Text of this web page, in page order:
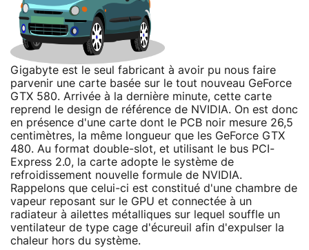
Gigabyte est le seul fabricant à avoir pu nous faire
parvenir une carte basée sur le tout nouveau GeForce
GTX 580. Arrivée à la dernière minute, cette carte
reprend le design de référence de NVIDIA. On est donc
en présence d'une carte dont le PCB noir mesure 26,5
centimètres, la même longueur que les GeForce GTX
480. Au format double-slot, et utilisant le bus PCI-
Express 2.0, la carte adopte le système de
refroidissement nouvelle formule de NVIDIA.
Rappelons que celui-ci est constitué d'une chambre de
vapeur reposant sur le GPU et connectée à un
radiateur à ailettes métalliques sur lequel souffle un
ventilateur de type cage d'écureuil afin d'expulser la
chaleur hors du système.